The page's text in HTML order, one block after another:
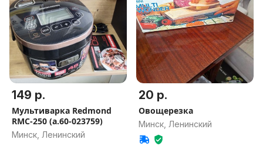
149 р.
Мультиварка Redmond
RMC-250 (а.60-023759)
Минск, Ленинский
20 р.
Овощерезка
Минск, Ленинский